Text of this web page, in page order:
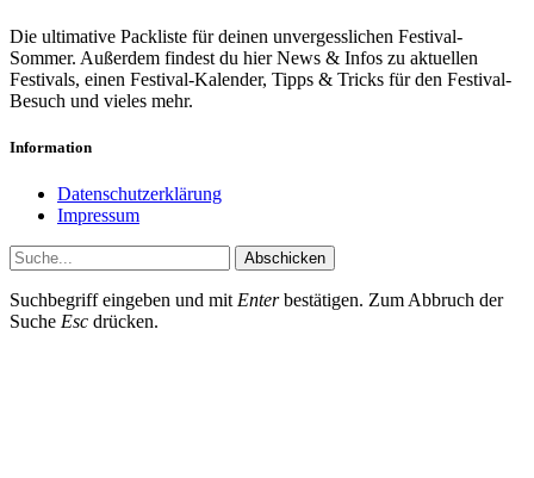
Die ultimative Packliste für deinen unvergesslichen Festival-
Sommer. Außerdem findest du hier News & Infos zu aktuellen
Festivals, einen Festival-Kalender, Tipps & Tricks für den Festival-
Besuch und vieles mehr.
Information
Datenschutzerklärung
Impressum
Abschicken
Suchbegriff eingeben und mit Enterbestätigen. Zum Abbruch der
Suche Esc drücken.